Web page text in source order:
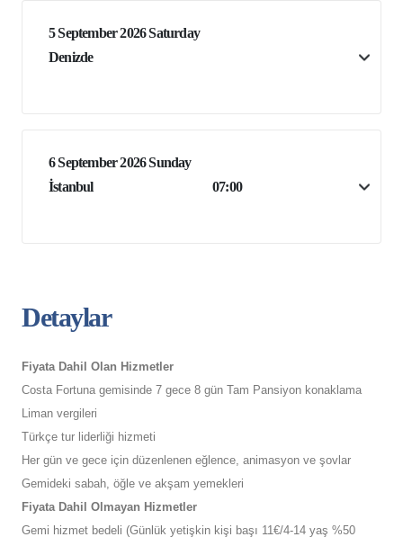
5 September 2026 Saturday
Denizde
6 September 2026 Sunday
İstanbul
07:00
Detaylar
Fiyata Dahil Olan Hizmetler
Costa Fortuna gemisinde 7 gece 8 gün Tam Pansiyon konaklama
Liman vergileri
Türkçe tur liderliği hizmeti
Her gün ve gece için düzenlenen eğlence, animasyon ve şovlar
Gemideki sabah, öğle ve akşam yemekleri
Fiyata Dahil Olmayan Hizmetler
Gemi hizmet bedeli (Günlük yetişkin kişi başı 11€/4-14 yaş %50